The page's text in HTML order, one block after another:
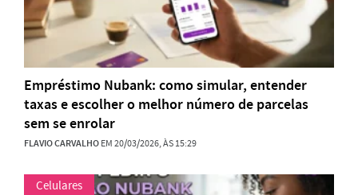
Empréstimo Nubank: como simular, entender
taxas e escolher o melhor número de parcelas
sem se enrolar
FLAVIO CARVALHOEM 20/03/2026, ÀS 15:29
Celulares